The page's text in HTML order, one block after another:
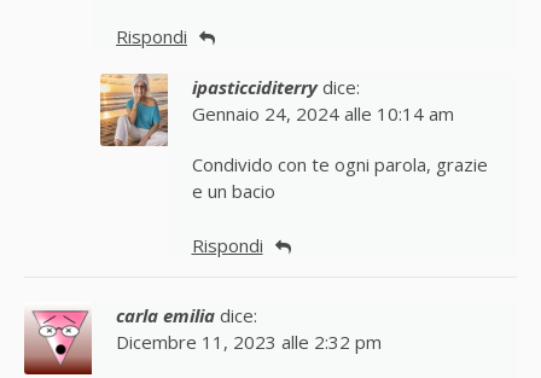
Rispondi
ipasticciditerry dice:
Gennaio 24, 2024 alle 10:14 am
Condivido con te ogni parola, grazie
e un bacio
Rispondi
carla emilia dice:
Dicembre 11, 2023 alle 2:32 pm